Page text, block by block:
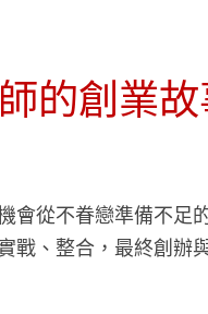
的創業故
會從不眷戀準備不足
戰、整合，最終創辦